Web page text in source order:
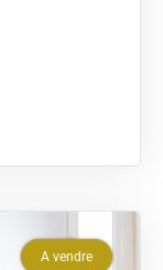
A vendre